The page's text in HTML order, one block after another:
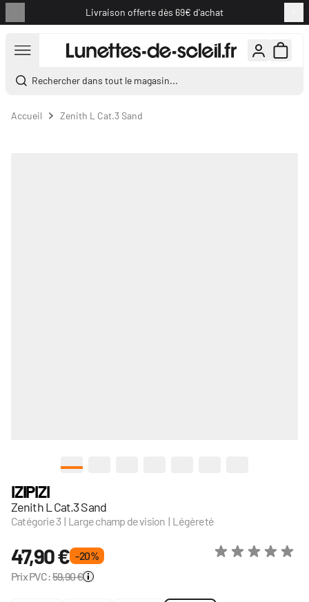
Livraison offerte dès 69€ d'achat
Rechercher dans tout le magasin...
Accueil Zenith L Cat.3 Sand
IZIPIZI
Zenith L Cat.3 Sand
Catégorie 3 | Large champ de vision | Légèreté
47,90 € - 20 %
Prix PVC:59,90 €